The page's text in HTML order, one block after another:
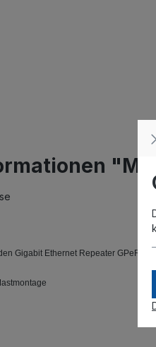
Gigabit Ethernet Repeater GPeR